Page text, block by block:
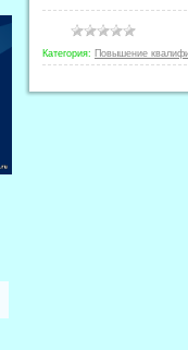
Категория: Повышение